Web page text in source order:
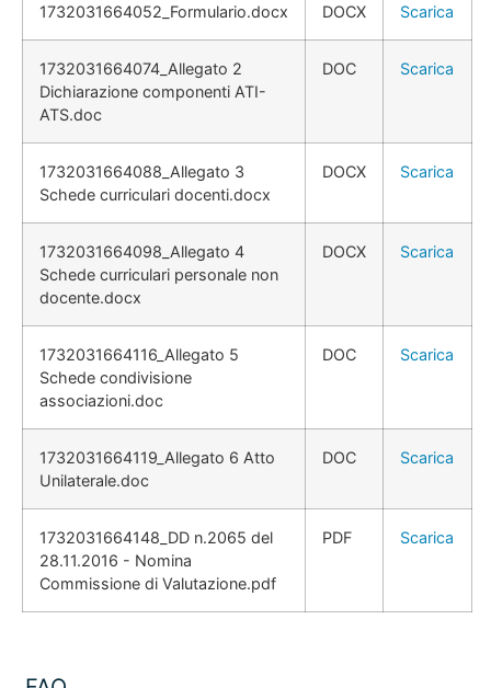
1732031664052_Formulario.docx DOCX Scarica
1732031664074_Allegato 2
Dichiarazione componenti ATI-
ATS.doc
DOC Scarica
1732031664088_Allegato 3
Schede curriculari docenti.docx
DOCX Scarica
1732031664098_Allegato 4
Schede curriculari personale non
docente.docx
DOCX Scarica
1732031664116_Allegato 5
Schede condivisione
associazioni.doc
DOC Scarica
1732031664119_Allegato 6 Atto
Unilaterale.doc
DOC Scarica
1732031664148_DD n.2065 del
28.11.2016 - Nomina
Commissione di Valutazione.pdf
PDF Scarica